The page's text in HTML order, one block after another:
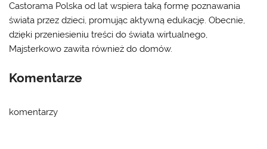
Castorama Polska od lat wspiera taką formę poznawania
świata przez dzieci, promując aktywną edukację. Obecnie,
dzięki przeniesieniu treści do świata wirtualnego,
Majsterkowo zawita również do domów.
Komentarze
komentarzy